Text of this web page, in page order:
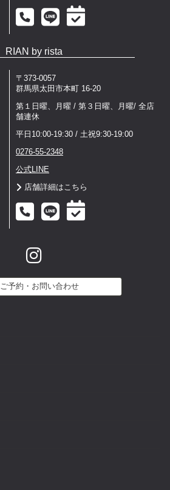
RIAN by rista
〒373-0057
群馬県太田市本町 16-20
第１日曜、月曜 / 第３日曜、月曜/ 全店
舗連休
平日10:00-19:30 / 土祝9:30-19:00
0276-55-2348
公式LINE
店舗詳細はこちら
ご予約・お問い合わせ